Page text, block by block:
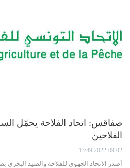
صفاقس: اتحاد الفلاحة يحمّل
الفلاحين
2022-09-02 13:49
أصدر الاتحاد الجهوي للفلاحة والصيد